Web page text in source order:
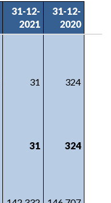
31-12-
2021
31-12-
2020
31 324
31 324